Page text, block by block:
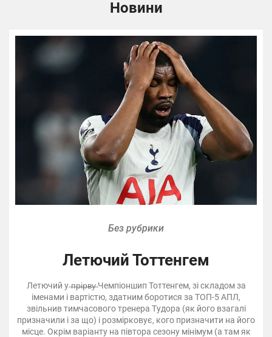
Новини
Без рубрики
Летючий Тоттенгем
Летючий у ̶п̶р̶і̶р̶в̶у̶ Чемпіоншип Тоттенгем, зі складом за
іменами і вартістю, здатним боротися за ТОП-5 АПЛ,
звільнив тимчасового тренера Тудора (як його взагалі
призначили і за що) і розмірковує, кого призначити на його
місце. Окрім варіанту на півтора сезону мінімум (а там як